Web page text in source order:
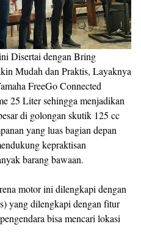
Disertai dengan Bring
Mudah dan Praktis, Layaknya
FreeGo Connected
25 Liter sehingga menjadikan
di golongan skutik 125 cc
yang luas bagian depan
kepraktisan
barang bawaan.
motor ini dilengkapi dengan
yang dilengkapi dengan fitur
bisa mencari lokasi